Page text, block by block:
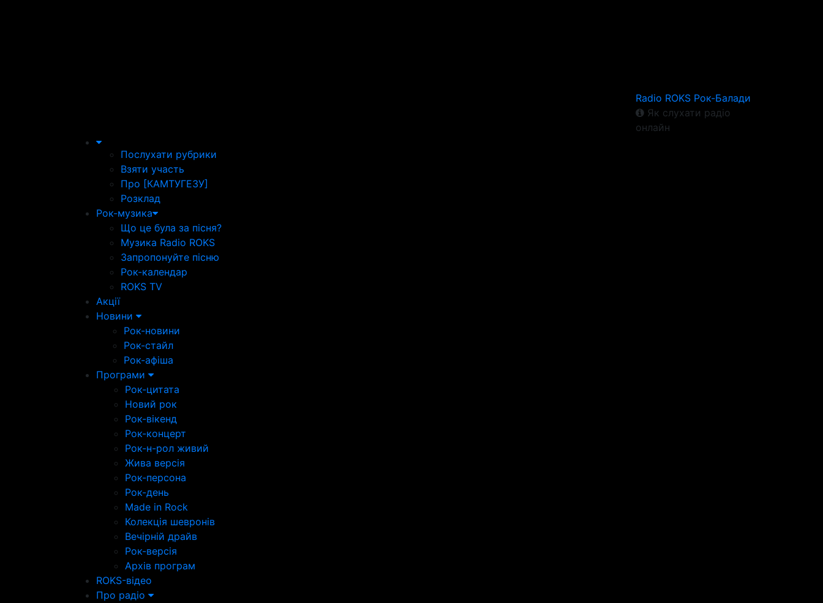
Radio ROKS Рок-Балади
Як слухати радіо
онлайн
Послухати рубрики
Взяти участь
Про [КАМТУГЕЗУ]
Розклад
Рок-музика
Що це була за пісня?
Музика Radio ROKS
Запропонуйте пісню
Рок-календар
ROKS TV
Акції
Новини
Рок-новини
Рок-стайл
Рок-афіша
Програми
Рок-цитата
Новий рок
Рок-вікенд
Рок-концерт
Рок-н-рол живий
Жива версія
Рок-персона
Рок-день
Made in Rock
Колекція шевронів
Вечірній драйв
Рок-версія
Архів програм
ROKS-відео
Про радіо